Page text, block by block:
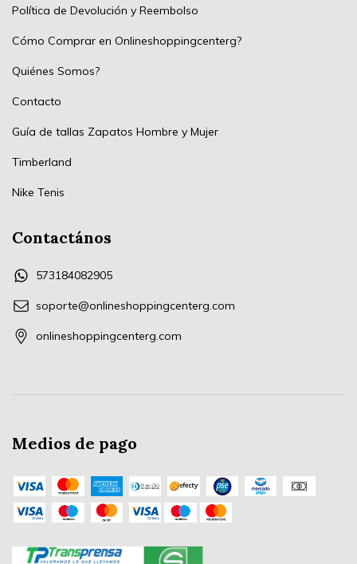
Política de Devolución y Reembolso
Cómo Comprar en Onlineshoppingcenterg?
Quiénes Somos?
Contacto
Guía de tallas Zapatos Hombre y Mujer
Timberland
Nike Tenis
Contactános
573184082905
soporte@onlineshoppingcenterg.com
onlineshoppingcenterg.com
Medios de pago